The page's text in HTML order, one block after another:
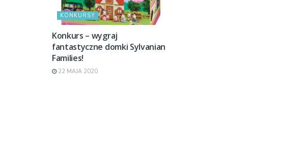
KONKURSY
Konkurs – wygraj
fantastyczne domki Sylvanian
Families!
22 MAJA 2020